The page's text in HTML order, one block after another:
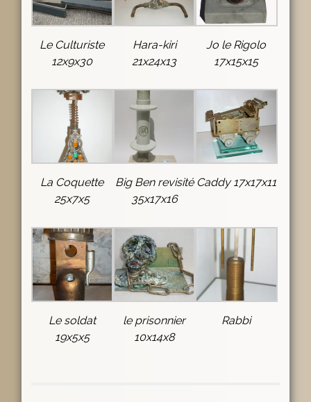
Le Culturiste
12x9x30
Hara-kiri
21x24x13
Jo le Rigolo
17x15x15
La Coquette
25x7x5
Big Ben revisité
35x17x16
Caddy 17x17x11
Le soldat
19x5x5
le prisonnier
10x14x8
Rabbi